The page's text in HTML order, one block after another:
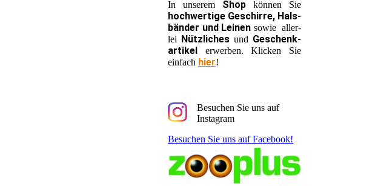
In unserem Shop können Sie
hochwertige Geschirre, Hals-
bänder und Leinen sowie aller-
lei Nützliches und Geschenk-
artikel erwerben. Klicken Sie
einfach hier!
Besuchen Sie uns auf
Instagram
Besuchen Sie uns auf Facebook!